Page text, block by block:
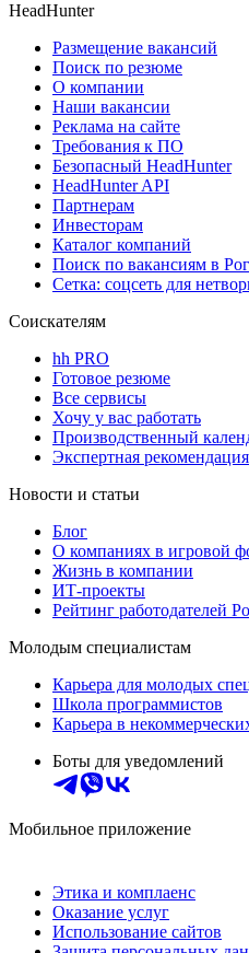
HeadHunter
Размещение вакансий
Поиск по резюме
О компании
Наши вакансии
Реклама на сайте
Требования к ПО
Безопасный HeadHunter
HeadHunter API
Партнерам
Инвесторам
Каталог компаний
Поиск по вакансиям в
Сетка: соцсеть для
Соискателям
hh PRO
Готовое резюме
Все сервисы
Хочу у вас работать
Производственный
Экспертная рекомендация
Новости и статьи
Блог
О компаниях в игровой
Жизнь в компании
ИТ-проекты
Рейтинг работодателей
Молодым специалистам
Карьера для молодых
Школа программистов
Карьера в
Боты для уведомлений
Мобильное приложение
Этика и комплаенс
Оказание услуг
Использование сайтов